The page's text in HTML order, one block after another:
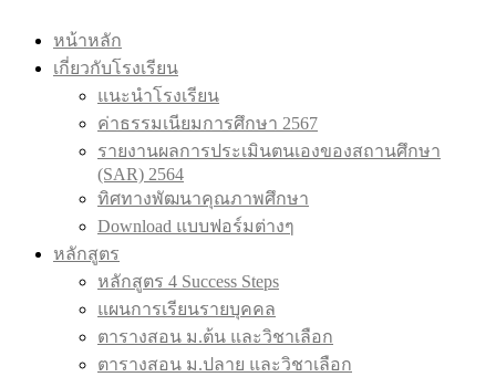
หน้าหลัก
เกี่ยวกับโรงเรียน
แนะนำโรงเรียน
ค่าธรรมเนียมการศึกษา 2567
รายงานผลการประเมินตนเองของสถานศึกษา
(SAR) 2564
ทิศทางพัฒนาคุณภาพศึกษา
Download แบบฟอร์มต่างๆ
หลักสูตร
หลักสูตร 4 Success Steps
แผนการเรียนรายบุคคล
ตารางสอน ม.ต้น และวิชาเลือก
ตารางสอน ม.ปลาย และวิชาเลือก